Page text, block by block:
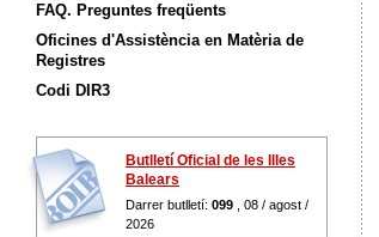
FAQ. Preguntes freqüents
Oficines d'Assistència en Matèria de
Registres
Codi DIR3
Butlletí Oficial de les Illes
Balears
Darrer butlletí:099 , 08 / agost /
2026